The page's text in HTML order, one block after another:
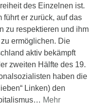
des Einzelnen ist.
er zurück, auf das
zu respektieren und ihm
ermöglichen. Die
aktiv bekämpft
zweiten Hälfte des 19.
haben die
Linken) den
… Mehr